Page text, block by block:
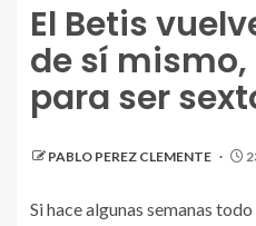
El Betis
de sí mismo,
para ser
PABLO PEREZ CLEMENTE
Si hace algunas semanas